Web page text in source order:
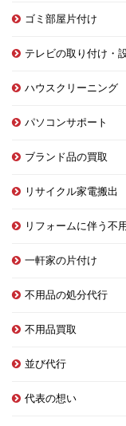
ゴミ部屋片付け
テレビの取り付け・
ハウスクリーニング
パソコンサポート
ブランド品の買取
リサイクル家電搬出
リフォームに伴う不
一軒家の片付け
不用品の処分代行
不用品買取
並び代行
代表の想い